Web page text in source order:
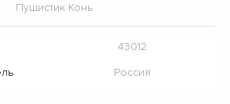
Пушистик Конь
43012
Россия